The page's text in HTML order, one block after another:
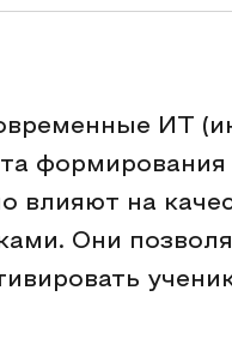
ИТ
влияют на
Они